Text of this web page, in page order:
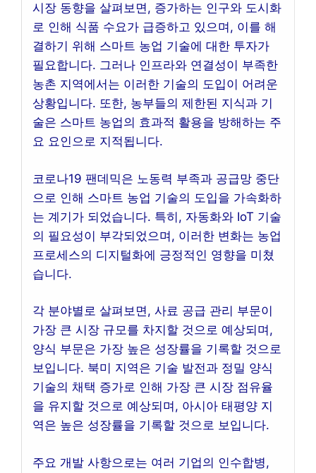
시장 동향을 살펴보면, 증가하는 인구와 도시화
로 인해 식품 수요가 급증하고 있으며, 이를 해
결하기 위해 스마트 농업 기술에 대한 투자가
필요합니다. 그러나 인프라와 연결성이 부족한
농촌 지역에서는 이러한 기술의 도입이 어려운
상황입니다. 또한, 농부들의 제한된 지식과 기
술은 스마트 농업의 효과적 활용을 방해하는 주
요 요인으로 지적됩니다.
코로나19 팬데믹은 노동력 부족과 공급망 중단
으로 인해 스마트 농업 기술의 도입을 가속화하
는 계기가 되었습니다. 특히, 자동화와 IoT 기술
의 필요성이 부각되었으며, 이러한 변화는 농업
프로세스의 디지털화에 긍정적인 영향을 미쳤
습니다.
각 분야별로 살펴보면, 사료 공급 관리 부문이
가장 큰 시장 규모를 차지할 것으로 예상되며,
양식 부문은 가장 높은 성장률을 기록할 것으로
보입니다. 북미 지역은 기술 발전과 정밀 양식
기술의 채택 증가로 인해 가장 큰 시장 점유율
을 유지할 것으로 예상되며, 아시아 태평양 지
역은 높은 성장률을 기록할 것으로 보입니다.
주요 개발 사항으로는 여러 기업의 인수합병,